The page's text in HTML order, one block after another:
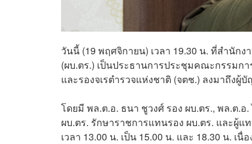
วันนี้ (19 พฤศจิกายน) เวลา 19.30 น. ที่สำนัก
(ผบ.ตร.) เป็นประธานการประชุมคณะกรรมก
และรองจเรตำรวจแห่งชาติ (จตช.) ลงมาถึงผู้
โดยมี พล.ต.อ. ธนา ชูวงศ์ รอง ผบ.ตร., พล.ต.
ผบ.ตร. รักษาราชการแทนรอง ผบ.ตร. และผู้
เวลา 13.00 น. เป็น 15.00 น. และ 18.30 น. เ